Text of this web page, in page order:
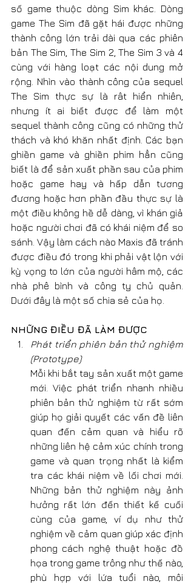
số game thuộc dòng Sim khác. Dòng
game The Sim đã gặt hái được những
thành công lớn trải dài qua các phiên
bản The Sim, The Sim 2, The Sim 3 và 4
cùng với hàng loạt các nội dung mở
rộng. Nhìn vào thành công của sequel
The Sim thực sự là rât hiển nhiên,
nhưng ít ai biết được để làm một
sequel thành công cũng có những thử
thách và khó khăn nhất định. Các bạn
ghiền game và ghiền phim hẳn cũng
biết là để sản xuất phần sau của phim
hoặc game hay và hấp dẫn tương
đương hoặc hơn phần đầu thực sự là
một điều không hề dễ dàng, vì khán giả
hoặc người chơi đã có khái niệm để so
sánh. Vậy làm cách nào Maxis đã tránh
được điều đó trong khi phải vật lộn với
kỳ vọng to lớn của người hâm mộ, các
nhà phê bình và công ty chủ quản.
Dưới đây là một số chia sẻ của họ.
NHỮNG ĐIỀU ĐÃ LÀM ĐƯỢC
Phát triển phiên bản thử nghiệm
(Prototype)
Mỗi khi bắt tay sản xuất một game
mới. Việc phát triển nhanh nhiều
phiên bản thử nghiệm từ rất sớm
giúp họ giải quyết các vấn đề liên
quan đến cảm quan và hiểu rõ
những liên hệ cảm xúc chính trong
game và quan trọng nhất là kiểm
tra các khái niệm về lối chơi mới.
Những bản thử nghiệm này ảnh
hưởng rất lớn đến thiết kế cuối
cùng của game, ví dụ như thử
nghiệm về cảm quan giúp xác định
phong cách nghệ thuật hoặc đồ
họa trong game trông như thế nào,
phù hợp với lứa tuổi nào, môi